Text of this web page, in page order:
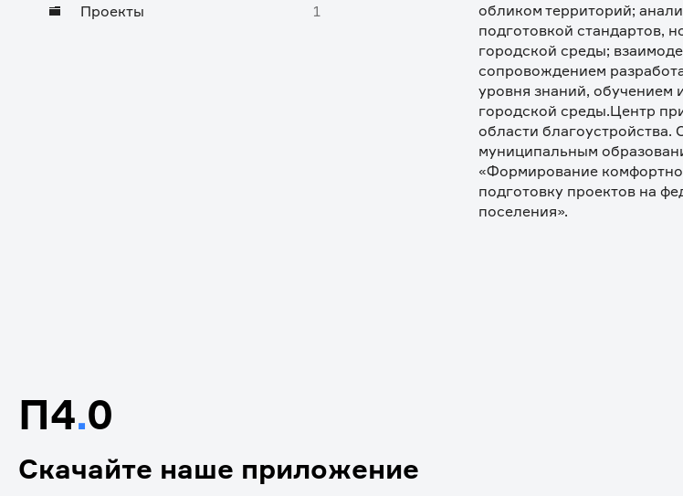
Проекты 1
обликом территорий;
подготовкой стандартов,
городской среды;
сопровождением
уровня знаний, обучением
городской среды.Центр
области благоустройства.
муниципальным
«Формирование
подготовку проектов на
поселения».
П4.0
Скачайте наше приложение